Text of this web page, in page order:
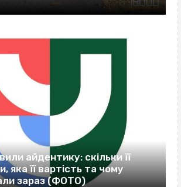
айдентику: скільки її
яка її вартість та чому
зараз (ФОТО)